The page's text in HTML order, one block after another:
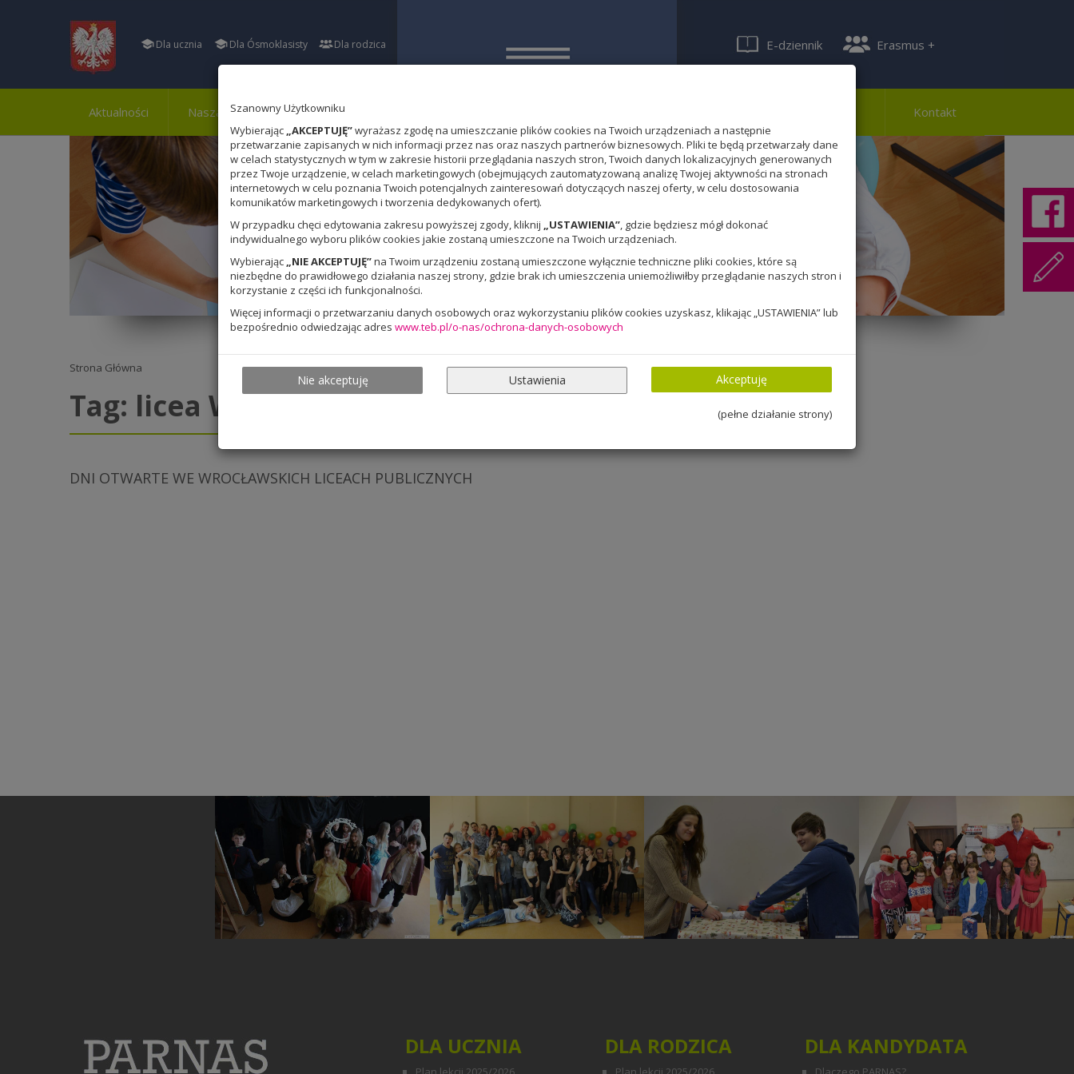
Szanowny Użytkowniku
Wybierając „AKCEPTUJĘ”wyrażasz zgodę na umieszczanie plików cookies na Twoich urządzeniach a następnie
przetwarzanie zapisanych w nich informacji przez nas oraz naszych partnerów biznesowych. Pliki te będą przetwarzały dane
w celach statystycznych w tym w zakresie historii przeglądania naszych stron, Twoich danych lokalizacyjnych generowanych
przez Twoje urządzenie, w celach marketingowych (obejmujących zautomatyzowaną analizę Twojej aktywności na stronach
internetowych w celu poznania Twoich potencjalnych zainteresowań dotyczących naszej oferty, w celu dostosowania
komunikatów marketingowych i tworzenia dedykowanych ofert).
W przypadku chęci edytowania zakresu powyższej zgody, kliknij „USTAWIENIA”, gdzie będziesz mógł dokonać
indywidualnego wyboru plików cookies jakie zostaną umieszczone na Twoich urządzeniach.
Wybierając „NIE AKCEPTUJĘ”na Twoim urządzeniu zostaną umieszczone wyłącznie techniczne pliki cookies, które są
niezbędne do prawidłowego działania naszej strony, gdzie brak ich umieszczenia uniemożliwiłby przeglądanie naszych stron i
korzystanie z części ich funkcjonalności.
Więcej informacji o przetwarzaniu danych osobowych oraz wykorzystaniu plików cookies uzyskasz, klikając „USTAWIENIA” lub
bezpośrednio odwiedzając adres www.teb.pl/o-nas/ochrona-danych-osobowych
Nie akceptuję Ustawienia Akceptuję
(pełne działanie strony)
Dla ucznia Dla Ósmoklasisty Dla rodzica E-dziennik Erasmus +
Aktualności Nasza szkoła Osiągnięcia Kontakt
Strona Główna
Tag: licea Wrocław
DNI OTWARTE WE WROCŁAWSKICH LICEACH PUBLICZNYCH
DLA UCZNIA DLA RODZICA DLA KANDYDATA